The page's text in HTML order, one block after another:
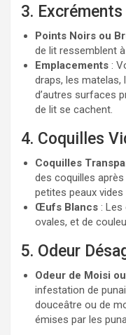
3.
Points Noirs ou
de lit ressemblent
Emplacements :
draps, les matelas,
d’autres surfaces
de lit se cachent.
4. Coquilles
Coquilles
des coquilles
petites peaux
Œufs Blancs :
ovales, et de
5. Odeur
Odeur de Moisi
infestation de
douceâtre ou de
émises par les